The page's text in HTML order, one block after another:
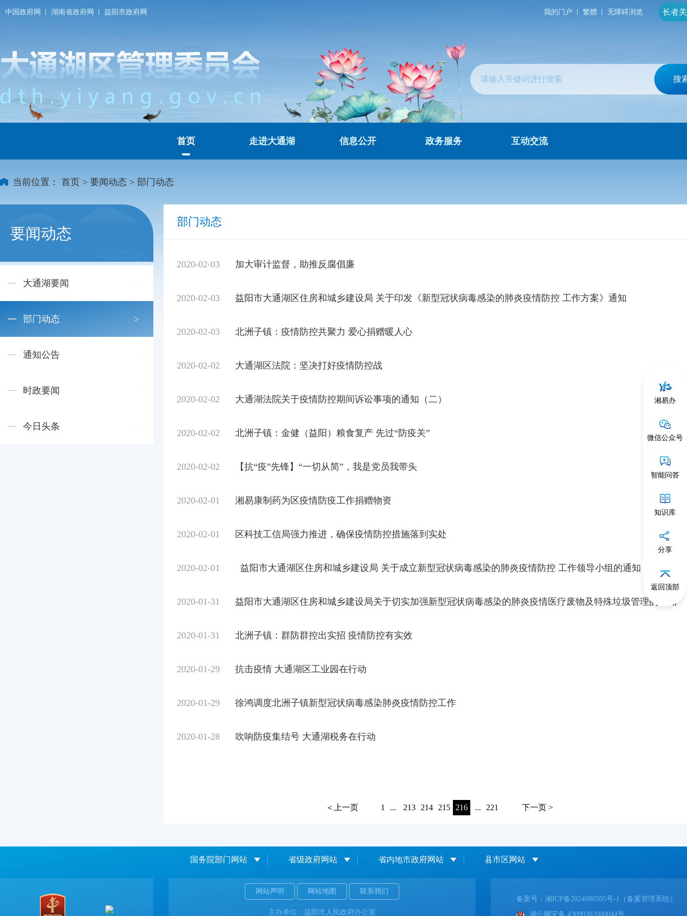
中国政府网 湖南省政府网 益阳市政府网 我的门户 繁體 无障碍浏览 长者
搜
首页 走进大通湖 信息公开 政务服务 互动交流
当前位置： 首页 > 要闻动态 > 部门动态
要闻动态
大通湖要闻
部门动态
通知公告
时政要闻
今日头条
部门动态
2020-02-03 加大审计监督，助推反腐倡廉
2020-02-03 益阳市大通湖区住房和城乡建设局 关于印发《新型冠状病毒感染的肺炎疫情防控 工作方案》通知
2020-02-03 北洲子镇：疫情防控共聚力 爱心捐赠暖人心
2020-02-02 大通湖区法院：坚决打好疫情防控战
2020-02-02 大通湖法院关于疫情防控期间诉讼事项的通知（二）
2020-02-02 北洲子镇：金健（益阳）粮食复产 先过“防疫关”
2020-02-02 【抗“疫”先锋】“一切从简”，我是党员我带头
2020-02-01 湘易康制药为区疫情防疫工作捐赠物资
2020-02-01 区科技工信局强力推进，确保疫情防控措施落到实处
2020-02-01 益阳市大通湖区住房和城乡建设局 关于成立新型冠状病毒感染的肺炎疫情防控 工作领导小组的通知
2020-01-31 益阳市大通湖区住房和城乡建设局关于切实加强新型冠状病毒感染的肺炎疫情医疗废物及特殊垃圾管理的通知
2020-01-31 北洲子镇：群防群控出实招 疫情防控有实效
2020-01-29 抗击疫情 大通湖区工业园在行动
2020-01-29 徐鸿调度北洲子镇新型冠状病毒感染肺炎疫情防控工作
2020-01-28 吹响防疫集结号 大通湖税务在行动
＜上一页 1 ... 213 214 215 216 ... 221 下一页 >
国务院部门网站 省级政府网站 省内地市政府网站 县市区网站
网站声明 网站地图 联系我们
主办单位：益阳市人民政府办公室
备案号： 湘ICP备2024080505号-1（备案管理系统）
湘公网安备 43090302000044号
湘易办
微信公众号
智能问答
知识库
分享
返回顶部